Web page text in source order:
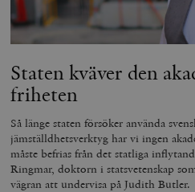
Staten kväver den
friheten
Så länge staten försöker använda
jämställdhetsverktyg har vi ingen
måste befrias från det statliga
Ringmar, doktorn i statsvetenskap
vägran att undervisa på Judith Butler.